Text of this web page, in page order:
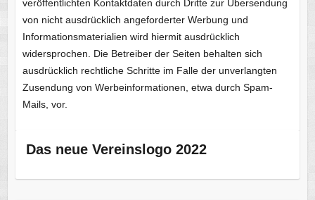
veröffentlichten Kontaktdaten durch Dritte zur Übersendung
von nicht ausdrücklich angeforderter Werbung und
Informationsmaterialien wird hiermit ausdrücklich
widersprochen. Die Betreiber der Seiten behalten sich
ausdrücklich rechtliche Schritte im Falle der unverlangten
Zusendung von Werbeinformationen, etwa durch Spam-
Mails, vor.
Das neue Vereinslogo 2022